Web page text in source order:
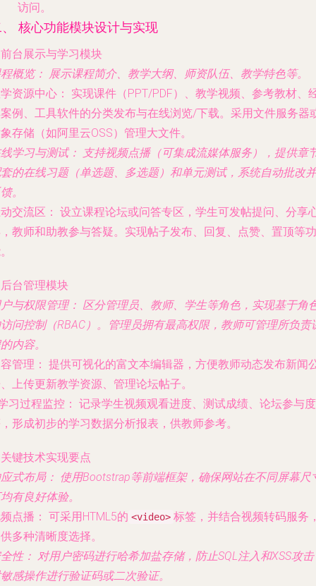
访问。
核心功能模块设计与实现
台展示与学习模块
概览： 展示课程简介、教学大纲、师资队伍、教学特色等。
资源中心：
实现课件（PPT/PDF）、教学视频、参考教材、
例、工具软件的分类发布与在线浏览/下载。采用文件服务器
存储（如阿里云OSS）管理大文件。
学习与测试：
支持视频点播（可集成流媒体服务），提供章
的在线习题（单选题、多选题）和单元测试，系统自动批改并
。
交流区： 设立课程论坛或问答专区，学生可发帖提问、分享
教师和助教参与答疑。实现帖子发布、回复、点赞、置顶等功
台管理模块
与权限管理： 区分管理员、教师、学生等角色，实现基于角
问控制（RBAC）。管理员拥有最高权限，教师可管理所负责
内容。
管理： 提供可视化的富文本编辑器，方便教师动态发布新闻
上传更新教学资源、管理论坛帖子。
习过程监控： 记录学生视频观看进度、测试成绩、论坛参与度
形成初步的学习数据分析报表，供教师参考。
键技术实现要点
式布局： 使用Bootstrap等前端框架，确保网站在不同屏幕尺
有良好体验。
点播： 可采用HTML5的 <video> 标签，并结合视频转码服务
多种清晰度选择。
性： 对用户密码进行哈希加盐存储，防止SQL注入和XSS攻
感操作进行验证码或二次验证。